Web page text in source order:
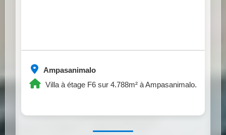
Ampasanimalo
Villa à étage F6 sur 4.788m² à Ampasanimalo.